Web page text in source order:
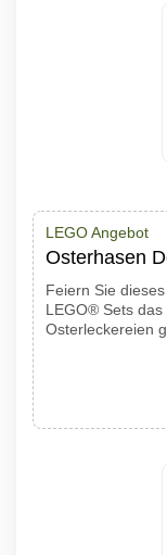
LEGO Angebot
Osterhasen
Feiern Sie
LEGO® Sets
Osterleckereien